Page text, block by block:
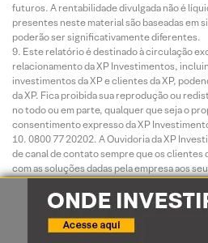
futuros. A rentabilidade divulgada não é
presentes neste material são baseadas em
poderão ser significativamente diferentes.
Este relatório é destinado à circulação
relacionamento da XP Investimentos,
investimentos da XP e clientes da XP,
da XP. Fica proibida sua reprodução ou
no todo ou em parte, qualquer que seja o
consentimento expresso da XP
0800 77 20202. A Ouvidoria da XP
de canal de contato sempre que os clientes
com as soluções dadas pela empresa aos
O custo da operação e a política de
de custos operacionais disponibilizadas no
www.xpi.com.br.